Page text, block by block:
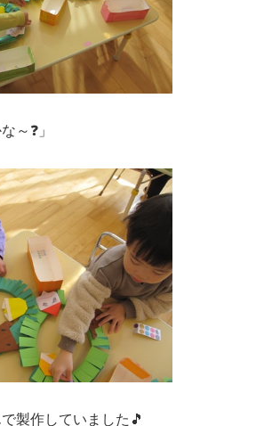
～❓」
製作していました🎵